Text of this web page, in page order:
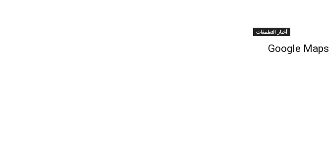
أخبار التطبيقات
تطبيق جوجل مابس Google Maps